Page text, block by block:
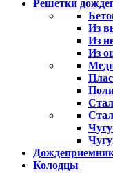
Решетки
Из
Из
Из
Колодцы